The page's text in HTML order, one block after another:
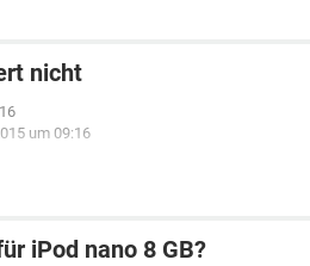
nicht
um 09:16
iPod nano 8 GB?